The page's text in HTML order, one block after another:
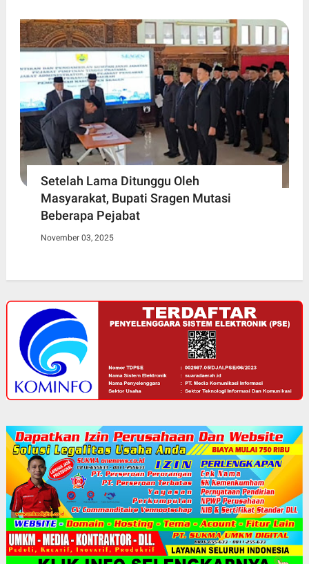
Setelah Lama Ditunggu Oleh
Masyarakat, Bupati Sragen Mutasi
Beberapa Pejabat
November 03, 2025